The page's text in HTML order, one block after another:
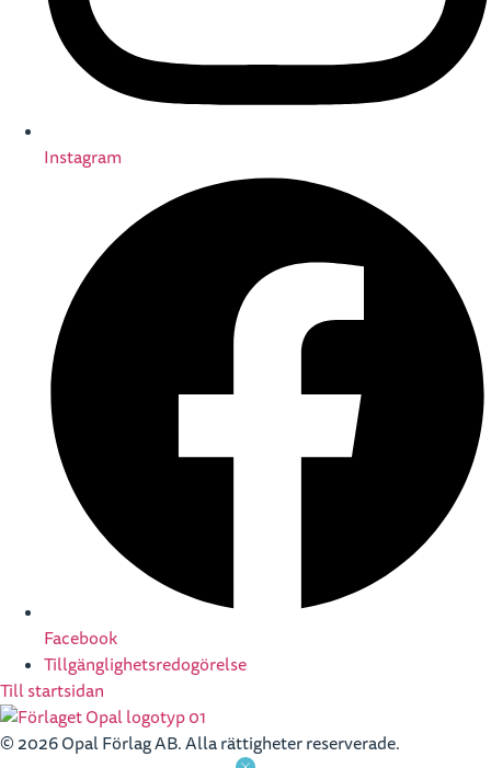
Instagram
Facebook
Tillgänglighetsredogörelse
Till startsidan
© 2026 Opal Förlag AB. Alla rättigheter reserverade.